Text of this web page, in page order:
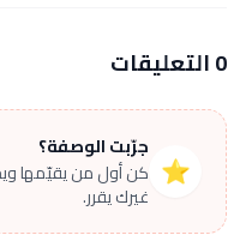
0 التعليقات
⭐
جرّبت الوصفة؟
كن أول من يقيّمها
غيرك يقرر.